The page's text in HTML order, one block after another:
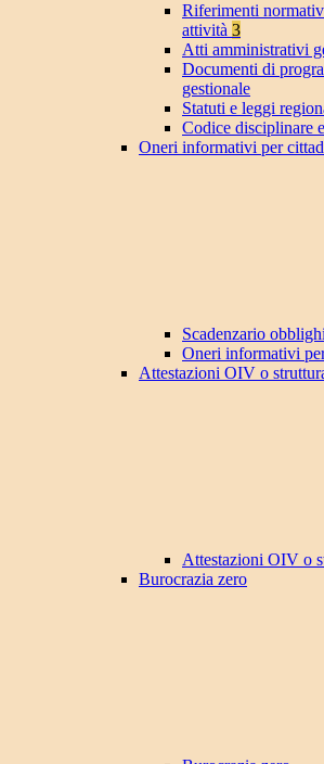
Riferimenti
attività 3
Atti amministrativi
Documenti di
gestionale
Statuti e leggi
Codice disciplinare
Oneri informativi per
Scadenzario
Oneri informativi
Attestazioni OIV o
Attestazioni OIV o
Burocrazia zero